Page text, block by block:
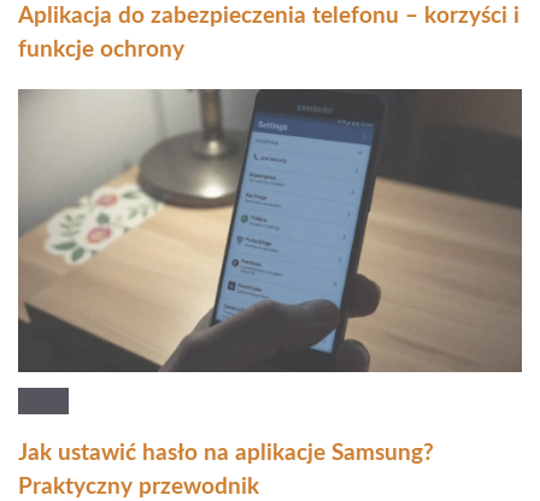
Aplikacja do zabezpieczenia telefonu – korzyści i
funkcje ochrony
Jak ustawić hasło na aplikacje Samsung?
Praktyczny przewodnik